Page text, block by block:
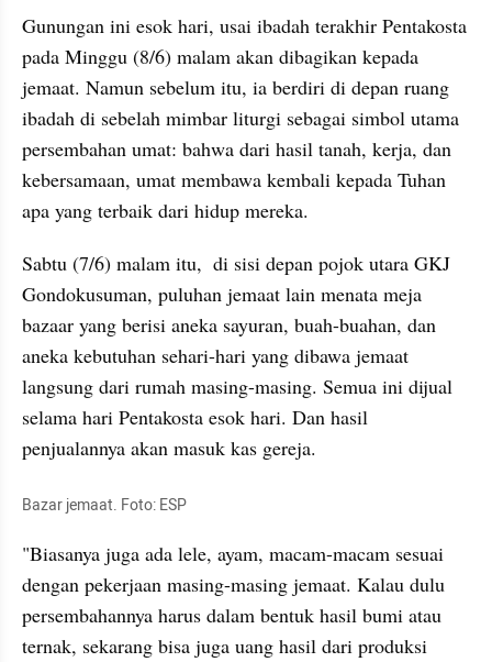
Gunungan ini esok hari, usai ibadah terakhir Pentakosta
pada Minggu (8/6) malam akan dibagikan kepada
jemaat. Namun sebelum itu, ia berdiri di depan ruang
ibadah di sebelah mimbar liturgi sebagai simbol utama
persembahan umat: bahwa dari hasil tanah, kerja, dan
kebersamaan, umat membawa kembali kepada Tuhan
apa yang terbaik dari hidup mereka.
Sabtu (7/6) malam itu,  di sisi depan pojok utara GKJ
Gondokusuman, puluhan jemaat lain menata meja
bazaar yang berisi aneka sayuran, buah-buahan, dan
aneka kebutuhan sehari-hari yang dibawa jemaat
langsung dari rumah masing-masing. Semua ini dijual
selama hari Pentakosta esok hari. Dan hasil
penjualannya akan masuk kas gereja.
Bazar jemaat. Foto: ESP
"Biasanya juga ada lele, ayam, macam-macam sesuai
dengan pekerjaan masing-masing jemaat. Kalau dulu
persembahannya harus dalam bentuk hasil bumi atau
ternak, sekarang bisa juga uang hasil dari produksi